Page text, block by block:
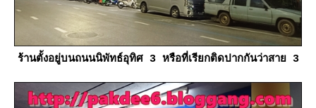
ร้านตั้งอยู่บนถนนนิพัทธ์อุทิศ 3 หรือที่เรียกติดปากกันว่าสาย 3